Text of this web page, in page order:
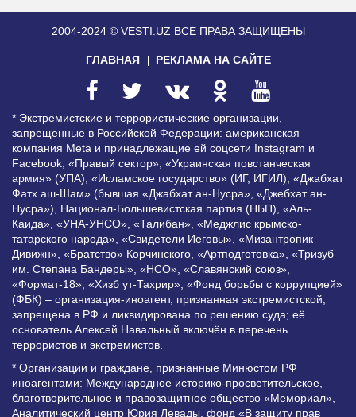
2004-2024 © VESTI.UZ ВСЕ ПРАВА ЗАЩИЩЕНЫ
ГЛАВНАЯ РЕКЛАМА НА САЙТЕ
* Экстремистские и террористические организации,
запрещенные в Российской Федерации: американская
компания Meta и принадлежащие ей соцсети Instagram и
Facebook, «Правый сектор», «Украинская повстанческая
армия» (УПА), «Исламское государство» (ИГ, ИГИЛ), «Джабхат
Фатх аш-Шам» (бывшая «Джабхат ан-Нусра», «Джебхат ан-
Нусра»), Национал-Большевистская партия (НБП), «Аль-
Каида», «УНА-УНСО», «Талибан», «Меджлис крымско-
татарского народа», «Свидетели Иеговы», «Мизантропик
Дивижн», «Братство» Корчинского, «Артподготовка», «Тризуб
им. Степана Бандеры», «НСО», «Славянский союз»,
«Формат-18», «Хизб ут-Тахрир», «Фонд борьбы с коррупцией»
(ФБК) – организация-иноагент, признанная экстремистской,
запрещена в РФ и ликвидирована по решению суда; её
основатель Алексей Навальный включён в перечень
террористов и экстремистов.
* Организации и граждане, признанные Минюстом РФ
иноагентами: Международное историко-просветительское,
благотворительное и правозащитное общество «Мемориал»,
Аналитический центр Юрия Левады, фонд «В защиту прав